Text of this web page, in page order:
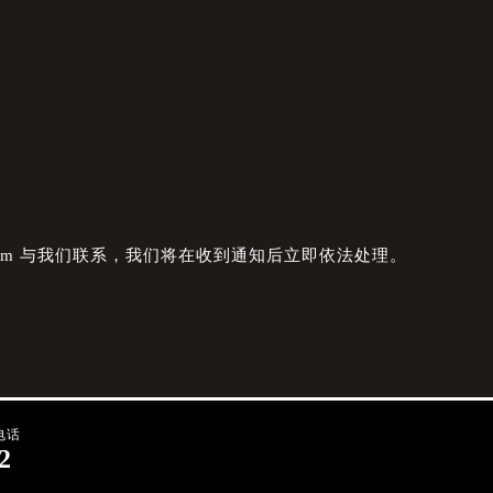
与我们联系，我们将在收到通知后立即依法处理。
话